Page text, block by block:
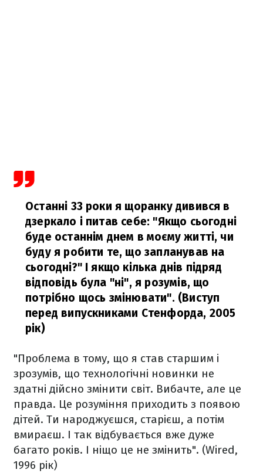
Останні 33 роки я щоранку дивився в
дзеркало і питав себе: "Якщо сьогодні
буде останнім днем в моєму житті, чи
буду я робити те, що запланував на
сьогодні?" І якщо кілька днів підряд
відповідь була "ні", я розумів, що
потрібно щось змінювати". (Виступ
перед випускниками Стенфорда, 2005
рік)
"Проблема в тому, що я став старшим і
зрозумів, що технологічні новинки не
здатні дійсно змінити світ. Вибачте, але це
правда. Це розуміння приходить з появою
дітей. Ти народжуєшся, старієш, а потім
вмираєш. І так відбувається вже дуже
багато років. І ніщо це не змінить". (Wired,
1996 рік)